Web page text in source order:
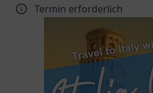
Termin erforderlich